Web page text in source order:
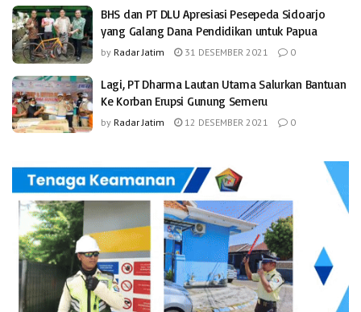
BHS dan PT DLU Apresiasi Pesepeda Sidoarjo
yang Galang Dana Pendidikan untuk Papua
by Radar Jatim 31 DESEMBER 2021 0
Lagi, PT Dharma Lautan Utama Salurkan Bantuan
Ke Korban Erupsi Gunung Semeru
by Radar Jatim 12 DESEMBER 2021 0